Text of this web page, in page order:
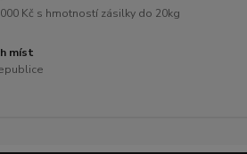
Kč s hmotností zásilky do 20kg
míst